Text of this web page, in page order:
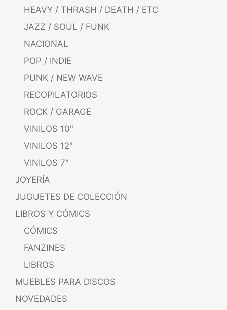
HEAVY / THRASH / DEATH / ETC
JAZZ / SOUL / FUNK
NACIONAL
POP / INDIE
PUNK / NEW WAVE
RECOPILATORIOS
ROCK / GARAGE
VINILOS 10"
VINILOS 12"
VINILOS 7"
JOYERÍA
JUGUETES DE COLECCIÓN
LIBROS Y CÓMICS
CÓMICS
FANZINES
LIBROS
MUEBLES PARA DISCOS
NOVEDADES